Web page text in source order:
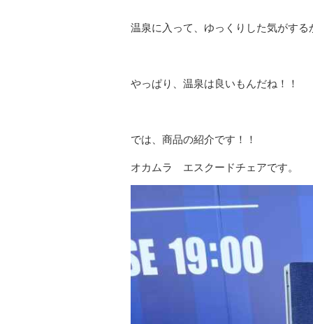
温泉に入って、ゆっくりした気がする
やっぱり、温泉は良いもんだね！！
では、商品の紹介です！！
オカムラ エスクードチェアです。